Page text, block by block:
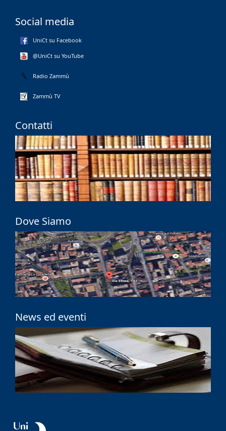
Social media
UniCt su Facebook
@UniCt su YouTube
Radio Zammù
Zammù TV
Contatti
Dove Siamo
News ed eventi